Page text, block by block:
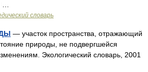
словарь
— участок пространства, отражающий
природы, не подвергшейся
Экологический словарь, 2001